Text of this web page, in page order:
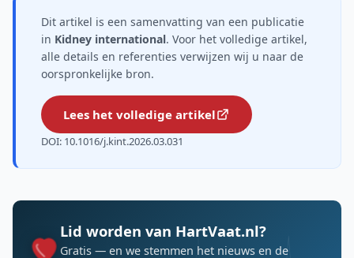
Dit artikel is een samenvatting van een publicatie
in Kidney international. Voor het volledige artikel,
alle details en referenties verwijzen wij u naar de
oorspronkelijke bron.
Lees het volledige artikel
DOI: 10.1016/j.kint.2026.03.031
Lid worden van HartVaat.nl?
Gratis — en we stemmen het nieuws en de